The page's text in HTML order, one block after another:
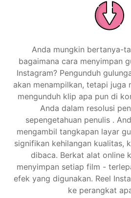
Anda mungkin bertanya-
bagaimana cara menyimpan
Instagram? Pengunduh
akan menampilkan, tetapi juga
mengunduh klip apa pun di
Anda dalam resolusi
sepengetahuan penulis .
mengambil tangkapan layar
signifikan kehilangan kualitas,
dibaca. Berkat alat online
menyimpan setiap film -
efek yang digunakan. Reel
ke perangkat